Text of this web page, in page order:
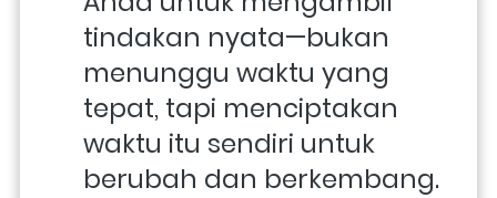
tindakan nyata—bukan
menunggu waktu yang
tepat, tapi menciptakan
waktu itu sendiri untuk
berubah dan berkembang.